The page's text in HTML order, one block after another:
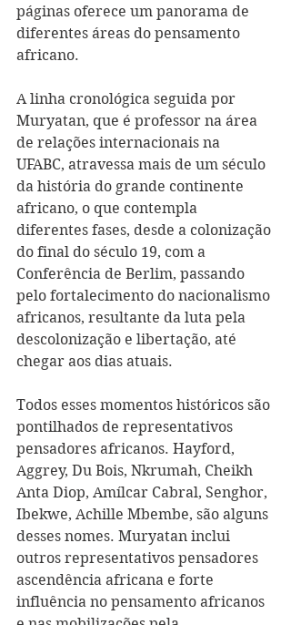
páginas oferece um panorama de
diferentes áreas do pensamento
africano.
A linha cronológica seguida por
Muryatan, que é professor na área
de relações internacionais na
UFABC, atravessa mais de um século
da história do grande continente
africano, o que contempla
diferentes fases, desde a colonização
do final do século 19, com a
Conferência de Berlim, passando
pelo fortalecimento do nacionalismo
africanos, resultante da luta pela
descolonização e libertação, até
chegar aos dias atuais.
Todos esses momentos históricos são
pontilhados de representativos
pensadores africanos. Hayford,
Aggrey, Du Bois, Nkrumah, Cheikh
Anta Diop, Amílcar Cabral, Senghor,
Ibekwe, Achille Mbembe, são alguns
desses nomes. Muryatan inclui
outros representativos pensadores
ascendência africana e forte
influência no pensamento africanos